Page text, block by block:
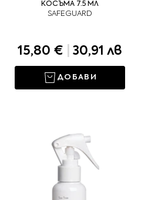
КОСЪМА 7.5 МЛ
SAFEGUARD
15,80 € 30,91 лв
ДОБАВИ